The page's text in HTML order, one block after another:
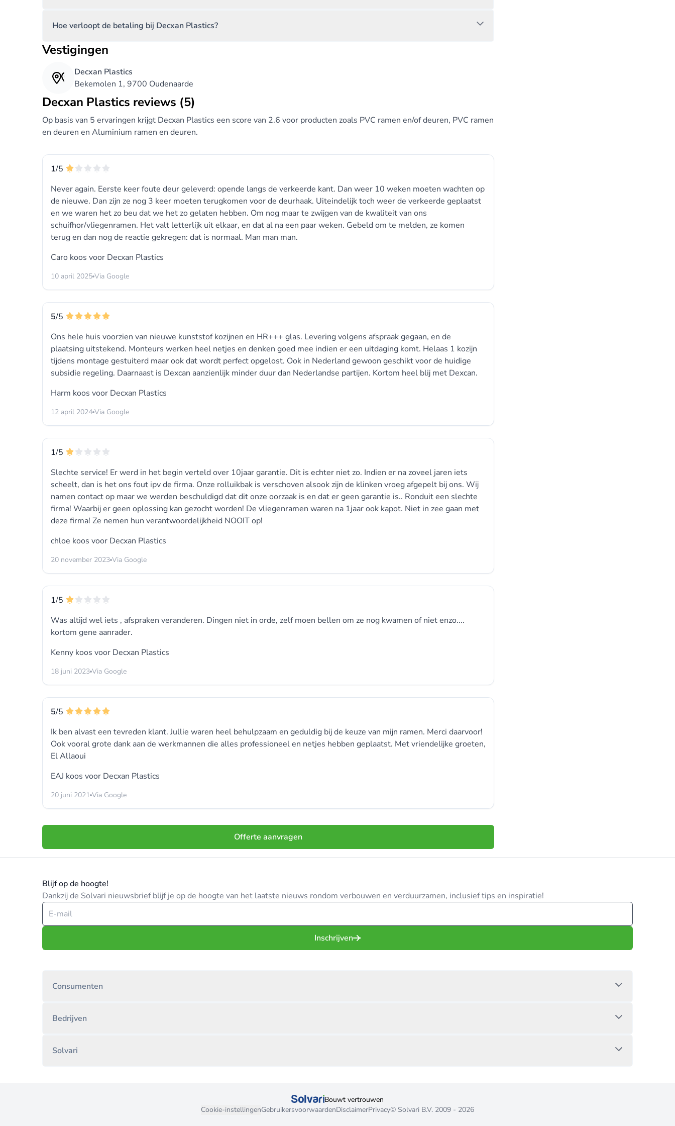
Hoe verloopt de betaling bij Decxan Plastics?
Vestigingen
Decxan Plastics
Bekemolen 1, 9700 Oudenaarde
Decxan Plastics reviews (5)
Op basis van 5 ervaringen krijgt Decxan Plastics een score van 2.6 voor producten zoals PVC ramen en/of deuren, PVC ramen
en deuren en Aluminium ramen en deuren.
1/5
Never again. Eerste keer foute deur geleverd: opende langs de verkeerde kant. Dan weer 10 weken moeten wachten op
de nieuwe. Dan zijn ze nog 3 keer moeten terugkomen voor de deurhaak. Uiteindelijk toch weer de verkeerde geplaatst
en we waren het zo beu dat we het zo gelaten hebben. Om nog maar te zwijgen van de kwaliteit van ons
schuifhor/vliegenramen. Het valt letterlijk uit elkaar, en dat al na een paar weken. Gebeld om te melden, ze komen
terug en dan nog de reactie gekregen: dat is normaal. Man man man.
Caro koos voor Decxan Plastics
10 april 2025 Via Google
5/5
Ons hele huis voorzien van nieuwe kunststof kozijnen en HR+++ glas. Levering volgens afspraak gegaan, en de
plaatsing uitstekend. Monteurs werken heel netjes en denken goed mee indien er een uitdaging komt. Helaas 1 kozijn
tijdens montage gestuiterd maar ook dat wordt perfect opgelost. Ook in Nederland gewoon geschikt voor de huidige
subsidie regeling. Daarnaast is Dexcan aanzienlijk minder duur dan Nederlandse partijen. Kortom heel blij met Dexcan.
Harm koos voor Decxan Plastics
12 april 2024 Via Google
1/5
Slechte service! Er werd in het begin verteld over 10jaar garantie. Dit is echter niet zo. Indien er na zoveel jaren iets
scheelt, dan is het ons fout ipv de firma. Onze rolluikbak is verschoven alsook zijn de klinken vroeg afgepelt bij ons. Wij
namen contact op maar we werden beschuldigd dat dit onze oorzaak is en dat er geen garantie is.. Ronduit een slechte
firma! Waarbij er geen oplossing kan gezocht worden! De vliegenramen waren na 1jaar ook kapot. Niet in zee gaan met
deze firma! Ze nemen hun verantwoordelijkheid NOOIT op!
chloe koos voor Decxan Plastics
20 november 2023 Via Google
1/5
Was altijd wel iets , afspraken veranderen. Dingen niet in orde, zelf moen bellen om ze nog kwamen of niet enzo....
kortom gene aanrader.
Kenny koos voor Decxan Plastics
18 juni 2023 Via Google
5/5
Ik ben alvast een tevreden klant. Jullie waren heel behulpzaam en geduldig bij de keuze van mijn ramen. Merci daarvoor!
Ook vooral grote dank aan de werkmannen die alles professioneel en netjes hebben geplaatst. Met vriendelijke groeten,
El Allaoui
EAJ koos voor Decxan Plastics
20 juni 2021 Via Google
Offerte aanvragen
Blijf op de hoogte!
Dankzij de Solvari nieuwsbrief blijf je op de hoogte van het laatste nieuws rondom verbouwen en verduurzamen, inclusief tips en inspiratie!
Inschrijven
Consumenten
Bedrijven
Solvari
Bouwt vertrouwen
Cookie-instellingenGebruikersvoorwaardenDisclaimerPrivacy© Solvari B.V. 2009 - 2026